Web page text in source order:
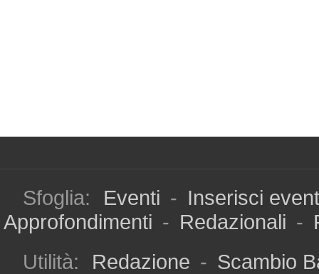
Sfoglia: Eventi - Inserisci
Approfondimenti - Redazionali -
Utilità:
Redazione - Scambio